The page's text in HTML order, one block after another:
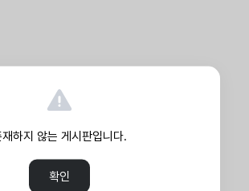
재하지 않는 게시판입니다.
확인